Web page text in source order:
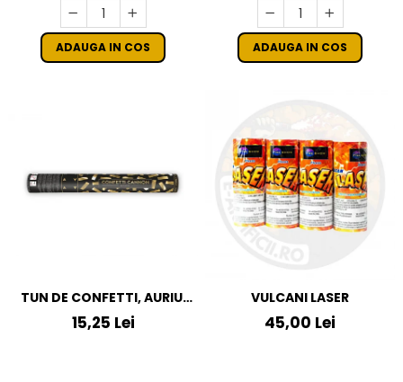
ADAUGA IN COS ADAUGA IN COS
TUN DE CONFETTI, AURIU,
40CM
15,25 Lei
VULCANI LASER
45,00 Lei